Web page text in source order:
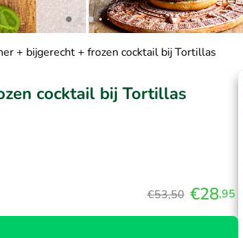
+ bijgerecht + frozen cocktail bij Tortillas
cocktail bij Tortillas
€53,50 €28,95